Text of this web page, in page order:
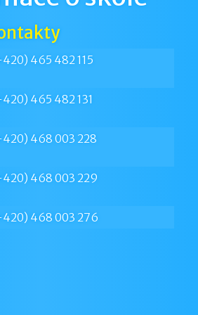
465 482 115
465 482 131
468 003 228
468 003 229
468 003 276